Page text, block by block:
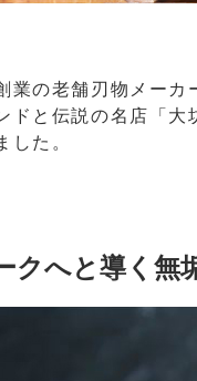
業の老舗刃物メーカ
ドと伝説の名店「大
した。
クへと導く無